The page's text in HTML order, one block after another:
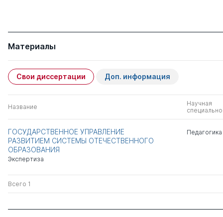
Материалы
Свои диссертации Доп. информация
Название
Научная
ГОСУДАРСТВЕННОЕ УПРАВЛЕНИЕ
РАЗВИТИЕМ СИСТЕМЫ ОТЕЧЕСТВЕННОГО
ОБРАЗОВАНИЯ
Экспертиза
Педагогика
Всего 1